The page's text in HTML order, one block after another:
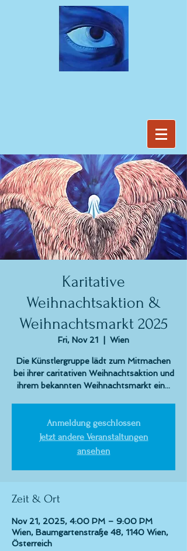
Karitative
Weihnachtsaktion &
Weihnachtsmarkt 2025
Fri, Nov 21 Wien
Die Künstlergruppe lädt zum Mitmachen
bei ihrer caritativen Weihnachtsaktion und
ihrem bekannten Weihnachtsmarkt ein...
Anmeldung geschlossen
Jetzt andere Veranstaltungen
ansehen
Zeit & Ort
Nov 21, 2025, 4:00 PM – 9:00 PM
Wien, Baumgartenstraße 48, 1140 Wien,
Österreich